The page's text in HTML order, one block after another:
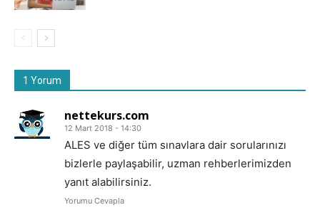
1 Yorum
nettekurs.com
12 Mart 2018 - 14:30
ALES ve diğer tüm sınavlara dair sorularınızı
bizlerle paylaşabilir, uzman rehberlerimizden
yanıt alabilirsiniz.
Yorumu Cevapla